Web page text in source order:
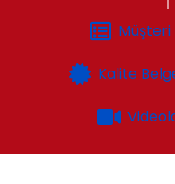
Kalite